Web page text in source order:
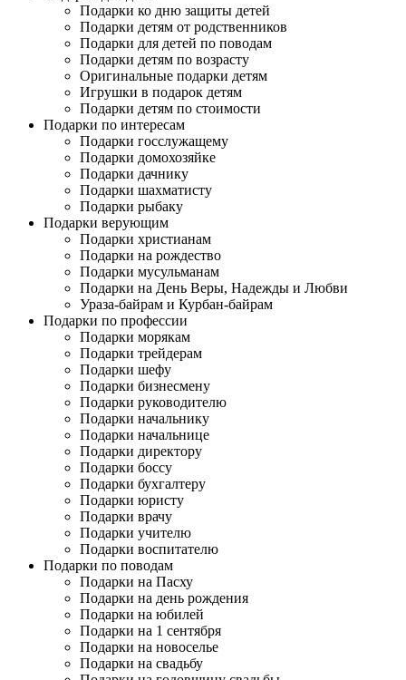
Подарки ко дню защиты детей
Подарки детям от родственников
Подарки для детей по поводам
Подарки детям по возрасту
Оригинальные подарки детям
Игрушки в подарок детям
Подарки детям по стоимости
Подарки по интересам
Подарки госслужащему
Подарки домохозяйке
Подарки дачнику
Подарки шахматисту
Подарки рыбаку
Подарки верующим
Подарки христианам
Подарки на рождество
Подарки мусульманам
Подарки на День Веры, Надежды и Любви
Ураза-байрам и Курбан-байрам
Подарки по профессии
Подарки морякам
Подарки трейдерам
Подарки шефу
Подарки бизнесмену
Подарки руководителю
Подарки начальнику
Подарки начальнице
Подарки директору
Подарки боссу
Подарки бухгалтеру
Подарки юристу
Подарки врачу
Подарки учителю
Подарки воспитателю
Подарки по поводам
Подарки на Пасху
Подарки на день рождения
Подарки на юбилей
Подарки на 1 сентября
Подарки на новоселье
Подарки на свадьбу